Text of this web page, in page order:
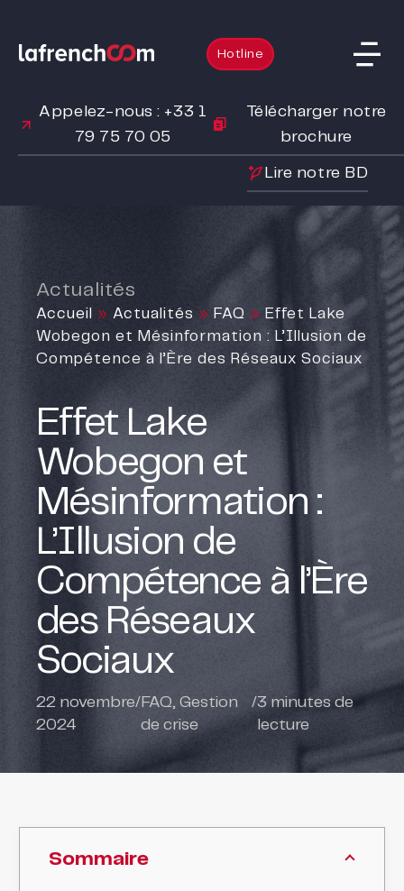
Hotline
Appelez-nous : +33 1
79 75 70 05
Télécharger notre
brochure
Lire notre BD
Actualités
Accueil » Actualités » FAQ » Effet Lake
Wobegon et Mésinformation : L’Illusion de
Compétence à l’Ère des Réseaux Sociaux
Effet Lake
Wobegon et
Mésinformation :
L’Illusion de
Compétence à l’Ère
des Réseaux
Sociaux
22 novembre
2024
/FAQ,Gestion
de crise
/3 minutes de
lecture
Sommaire